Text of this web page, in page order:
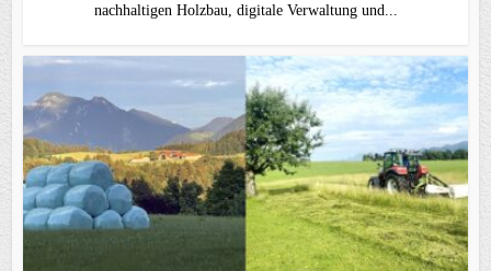
nachhaltigen Holzbau, digitale Verwaltung und...